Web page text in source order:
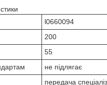
l0660094
200
55
не підлягає
передача